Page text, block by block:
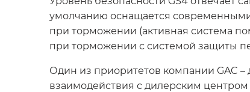
умолчанию оснащается
при торможении (активная система
при торможении с системой защиты
Один из приоритетов компании GAC –
взаимодействия с дилерским